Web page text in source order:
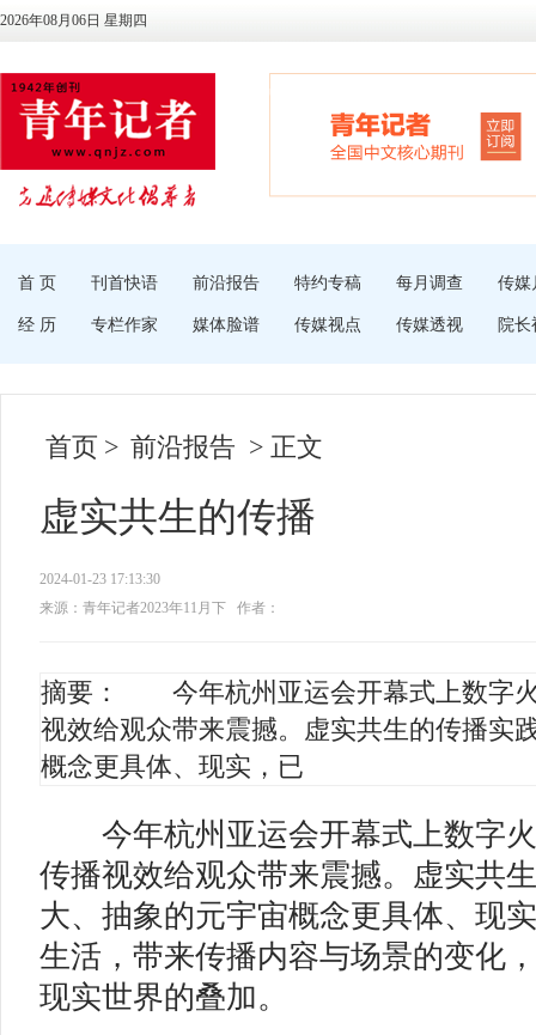
2026年08月06日 星期四
首 页 刊首快语 前沿报告 特约专稿 每月调查 传媒
经 历 专栏作家 媒体脸谱 传媒视点 传媒透视 院长
首页 > 前沿报告 > 正文
虚实共生的传播
2024-01-23 17:13:30
来源：青年记者2023年11月下
作者：
摘要： 今年杭州亚运会开幕式上数字火
视效给观众带来震撼。虚实共生的传播实
概念更具体、现实，已
今年杭州亚运会开幕式上数字火
传播视效给观众带来震撼。虚实共
大、抽象的元宇宙概念更具体、现
生活，带来传播内容与场景的变化
现实世界的叠加。